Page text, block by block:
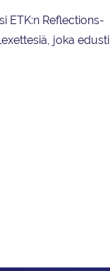
ETK:n Reflections-
joka edusti